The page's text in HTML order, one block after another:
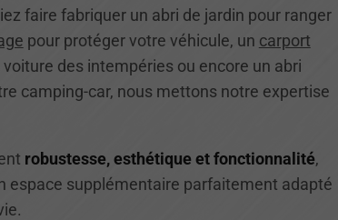
faire fabriquer un abri de jardin pour ranger
pour protéger votre véhicule, un carport
des intempéries ou encore un abri
camping-car, nous mettons notre expertise
robustesse, esthétique et fonctionnalité,
espace supplémentaire parfaitement adapté